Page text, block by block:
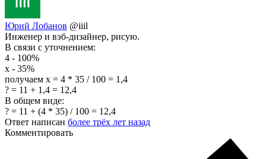
Юрий Лобанов @iiil
Инженер и вэб-дизайнер, рисую.
В связи с уточнением:
4 - 100%
x - 35%
получаем х = 4 * 35 / 100 = 1,4
? = 11 + 1,4 = 12,4
В общем виде:
? = 11 + (4 * 35) / 100 = 12,4
Ответ написан более трёх лет назад
Комментировать